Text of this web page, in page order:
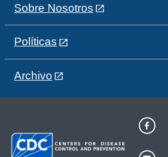
Sobre Nosotros
Políticas
Archivo